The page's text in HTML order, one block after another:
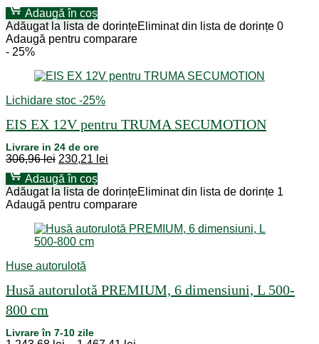
Adaugă în coș
Adăugat la lista de dorințeEliminat din lista de dorințe 0
Adaugă pentru comparare
- 25%
Lichidare stoc -25%
EIS EX 12V pentru TRUMA SECUMOTION
Livrare in 24 de ore
306,96lei Prețul
inițial
a
fost:
306,96 lei.
230,21 lei
230,21 lei.
Adaugă în coș
Adăugat la lista de dorințeEliminat din lista de dorințe 1
Adaugă pentru comparare
Huse autorulotă
Husă autorulotă PREMIUM, 6 dimensiuni, L 500-
800 cm
Livrare în 7-10 zile